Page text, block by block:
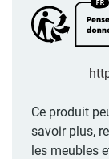
Ce produit
savoir plus,
les meubles